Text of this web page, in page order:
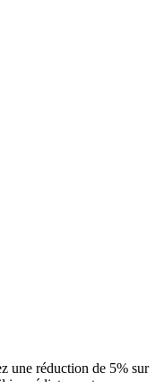
une réduction de 5% sur